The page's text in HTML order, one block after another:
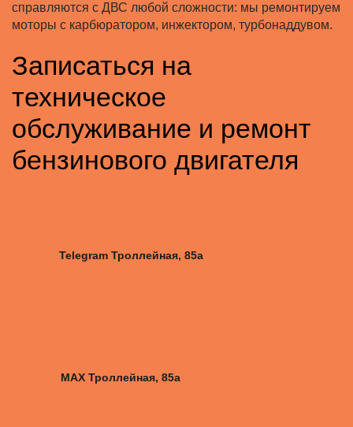
справляются с ДВС любой сложности: мы ремонтируем
моторы с карбюратором, инжектором, турбонаддувом.
Записаться на
техническое
обслуживание и ремонт
бензинового двигателя
Telegram Троллейная, 85а
MAX Троллейная, 85а